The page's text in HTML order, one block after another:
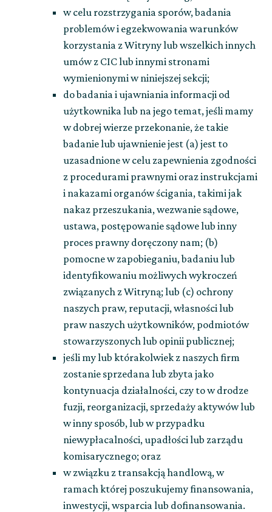
w celu rozstrzygania sporów, badania
problemów i egzekwowania warunków
korzystania z Witryny lub wszelkich innych
umów z CIC lub innymi stronami
wymienionymi w niniejszej sekcji;
do badania i ujawniania informacji od
użytkownika lub na jego temat, jeśli mamy
w dobrej wierze przekonanie, że takie
badanie lub ujawnienie jest (a) jest to
uzasadnione w celu zapewnienia zgodności
z procedurami prawnymi oraz instrukcjami
i nakazami organów ścigania, takimi jak
nakaz przeszukania, wezwanie sądowe,
ustawa, postępowanie sądowe lub inny
proces prawny doręczony nam; (b)
pomocne w zapobieganiu, badaniu lub
identyfikowaniu możliwych wykroczeń
związanych z Witryną; lub (c) ochrony
naszych praw, reputacji, własności lub
praw naszych użytkowników, podmiotów
stowarzyszonych lub opinii publicznej;
jeśli my lub którakolwiek z naszych firm
zostanie sprzedana lub zbyta jako
kontynuacja działalności, czy to w drodze
fuzji, reorganizacji, sprzedaży aktywów lub
w inny sposób, lub w przypadku
niewypłacalności, upadłości lub zarządu
komisarycznego; oraz
w związku z transakcją handlową, w
ramach której poszukujemy finansowania,
inwestycji, wsparcia lub dofinansowania.